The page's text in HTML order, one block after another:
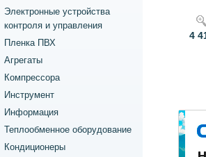
4
Электронные устройства
контроля и управления
Пленка ПВХ
Агрегаты
Компрессора
Инструмент
Информация
Теплообменное оборудование
Кондиционеры